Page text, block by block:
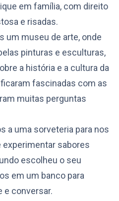
em família, com direito
e risadas.
um museu de arte, onde
pinturas e esculturas,
a história e a cultura da
fascinadas com as
muitas perguntas
a uma sorveteria para nos
sabores
escolheu o seu
em um banco para
e conversar.